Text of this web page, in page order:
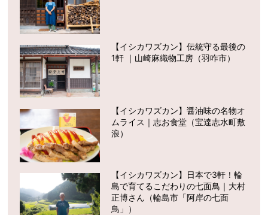
【イシカワズカン】伝統守る最後の
1軒 ｜山崎麻織物工房（羽咋市）
【イシカワズカン】醤油味の名物オ
ムライス｜志お食堂（宝達志水町敷
浪）
【イシカワズカン】日本で3軒！輪
島で育てるこだわりの七面鳥｜大村
正博さん（輪島市「阿岸の七面
鳥」）